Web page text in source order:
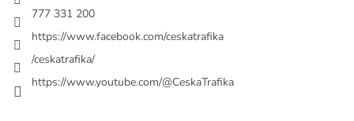
777 331 200
https://www.facebook.com/ceskatrafika
/ceskatrafika/
https://www.youtube.com/@CeskaTrafika